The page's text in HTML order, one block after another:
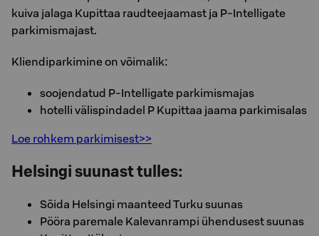
kuiva jalaga Kupittaa raudteejaamast ja P-Intelligate
parkimismajast.
Kliendiparkimine on võimalik:
soojendatud P-Intelligate parkimismajas
hotelli välispindadel P Kupittaa jaama parkimisalas
Loe rohkem parkimisest>>
Helsingi suunast tulles:
Sõida Helsingi maanteed Turku suunas
Pööra paremale Kalevanrampi ühendusest suunas